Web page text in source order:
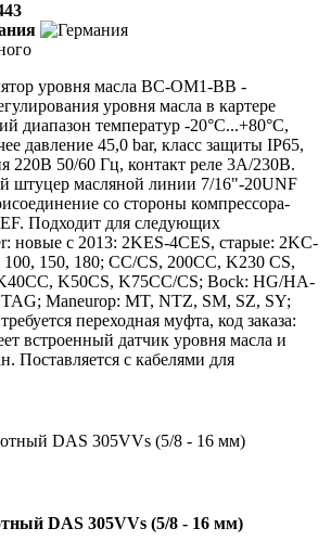
уровня масла BC-OM1-BB -
уровня масла в картере
диапазон температур -20°C...+80°C,
давление 45,0 bar, класс защиты IP65,
220В 50/60 Гц, контакт реле 3А/230В.
штуцер масляной линии 7/16"-20UNF
со стороны компрессора-
Подходит для следующих
новые с 2013: 2KES-4CES, старые: 2KC-
150, 180; CC/CS, 200CC, K230 CS,
K50CS, K75CC/CS; Bock: HG/HA-
TAG; Maneurop: MT, NTZ, SM, SZ, SY;
переходная муфта, код заказа:
встроенный датчик уровня масла и
Поставляется с кабелями для
DAS 305VVs (5/8 - 16 мм)